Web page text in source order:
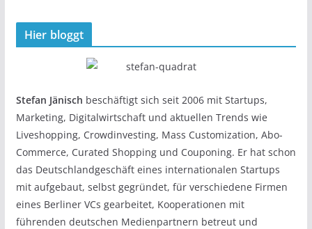
Hier bloggt
Stefan Jänisch beschäftigt sich seit 2006 mit Startups,
Marketing, Digitalwirtschaft und aktuellen Trends wie
Liveshopping, Crowdinvesting, Mass Customization, Abo-
Commerce, Curated Shopping und Couponing. Er hat schon
das Deutschlandgeschäft eines internationalen Startups
mit aufgebaut, selbst gegründet, für verschiedene Firmen
eines Berliner VCs gearbeitet, Kooperationen mit
führenden deutschen Medienpartnern betreut und